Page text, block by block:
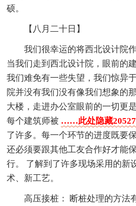
硕。
【八月二十日】
我们很幸运的将西北设计院
当我们走到西北设计院，眼前的
我们难免有一些失望，我们惊异
院并没有我们没有像我们想象的
大楼，走进办公室眼前的一切更
每个建筑师被 ……此处隐藏
了许多。每一个环节的进度既要
还必须要跟其他工友合作好才能
行。 了解到了许多现场采用的新
术、新工艺。
高压接桩： 断桩处理的方法